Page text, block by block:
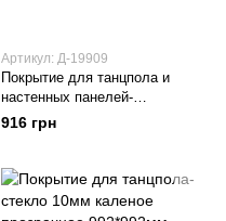
Артикул: Д-19909
Покрытие для танцпола и
настенных панелей-
поликарбонат специальный
1,5мм 992*992мм
916 грн